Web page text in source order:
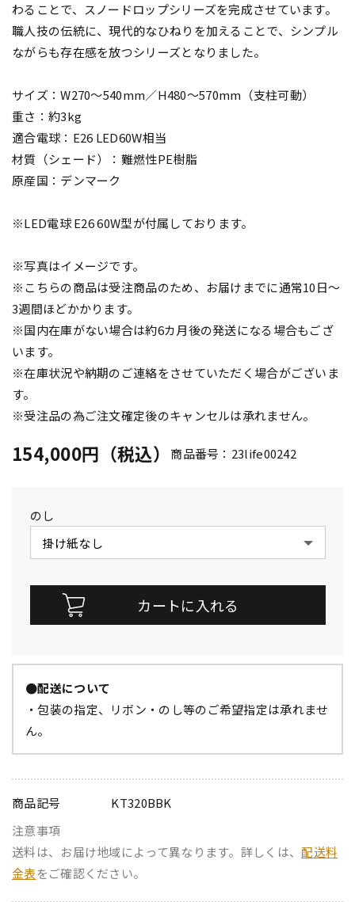
わることで、スノードロップシリーズを完成させています。
職人技の伝統に、現代的なひねりを加えることで、シンプル
ながらも存在感を放つシリーズとなりました。
サイズ：W270～540mm／H480～570mm（支柱可動）
重さ：約3kg
適合電球：E26 LED60W相当
材質（シェード）：難燃性PE樹脂
原産国：デンマーク
※LED電球 E26 60W型が付属しております。
※写真はイメージです。
※こちらの商品は受注商品のため、お届けまでに通常10日～
3週間ほどかかります。
※国内在庫がない場合は約6カ月後の発送になる場合もござ
います。
※在庫状況や納期のご連絡をさせていただく場合がございま
す。
※受注品の為ご注文確定後のキャンセルは承れません。
154,000円（税込） 商品番号：23life00242
のし
●配送について
・包装の指定、リボン・のし等のご希望指定は承れませ
ん。
商品記号
KT320BBK
注意事項
送料は、お届け地域によって異なります。詳しくは、配送料
金表をご確認ください。